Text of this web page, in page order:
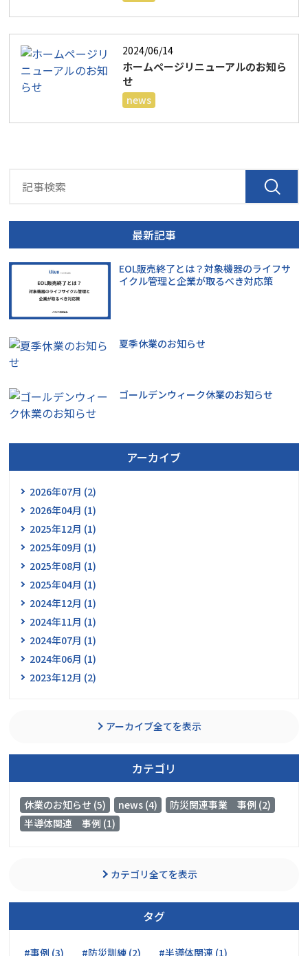
2024/06/14
ホームページリニューアルのお知ら
せ
news
最新記事
EOL販売終了とは？対象機器のライフサ
イクル管理と企業が取るべき対応策
夏季休業のお知らせ
ゴールデンウィーク休業のお知らせ
アーカイブ
2026年07月 (2)
2026年04月 (1)
2025年12月 (1)
2025年09月 (1)
2025年08月 (1)
2025年04月 (1)
2024年12月 (1)
2024年11月 (1)
2024年07月 (1)
2024年06月 (1)
2023年12月 (2)
アーカイブ全てを表示
カテゴリ
休業のお知らせ (5) news (4)
防災関連事業 事例 (2)
半導体関連 事例 (1)
カテゴリ全てを表示
タグ
#事例 (3) #防災訓練 (2) #半導体関連 (1)